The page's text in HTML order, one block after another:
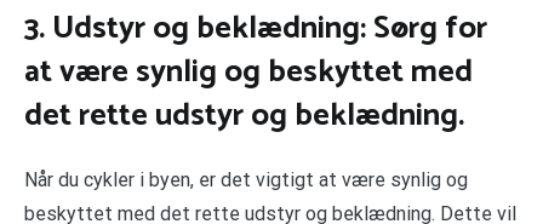
3. Udstyr og beklædning: Sørg for
at være synlig og beskyttet med
det rette udstyr og beklædning.
Når du cykler i byen, er det vigtigt at være synlig og
beskyttet med det rette udstyr og beklædning. Dette vil